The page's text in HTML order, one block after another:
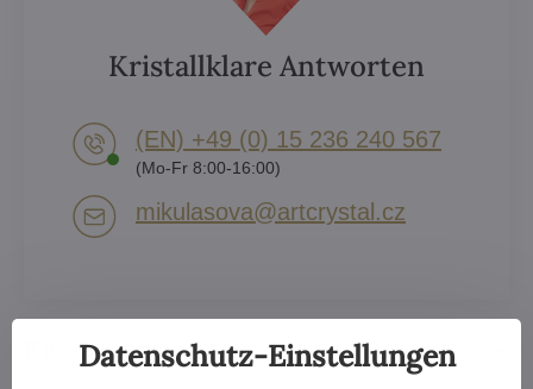
Kundenservice
Kristallklare Antworten
(EN) +49 (0) 15 236 240 567
(Mo-Fr 8:00-16:00)
mikulasova​@artcrystal​.cz
Datenschutz-Einstellungen